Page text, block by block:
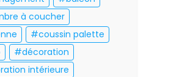
à coucher
coussin palette
décoration
intérieure